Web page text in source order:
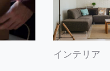
インテリア